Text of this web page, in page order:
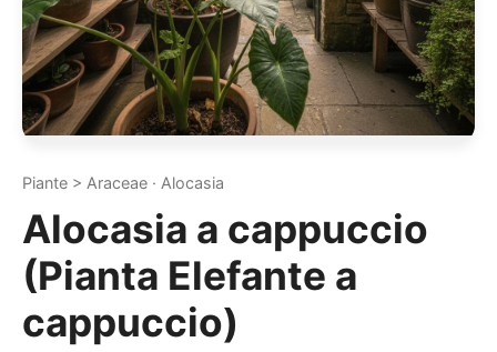
Piante > Araceae · Alocasia
Alocasia a cappuccio
(Pianta Elefante a
cappuccio)